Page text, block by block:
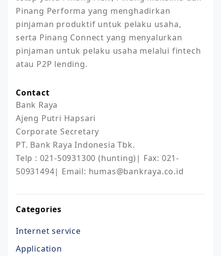
Pinang Performa yang menghadirkan
pinjaman produktif untuk pelaku usaha,
serta Pinang Connect yang menyalurkan
pinjaman untuk pelaku usaha melalui fintech
atau P2P lending.
Contact
Bank Raya
Ajeng Putri Hapsari
Corporate Secretary
PT. Bank Raya Indonesia Tbk.
Telp : 021-50931300 (hunting)| Fax: 021-
Categories
Internet service
Application